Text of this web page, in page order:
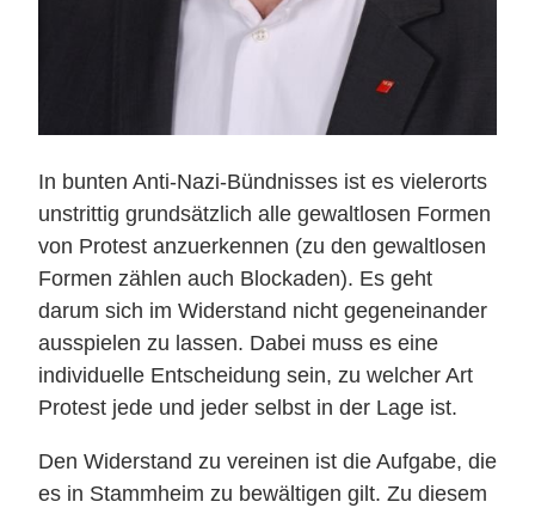
In bunten Anti-Nazi-Bündnisses ist es vielerorts
unstrittig grundsätzlich alle gewaltlosen Formen
von Protest anzuerkennen (zu den gewaltlosen
Formen zählen auch Blockaden). Es geht
darum sich im Widerstand nicht gegeneinander
ausspielen zu lassen. Dabei muss es eine
individuelle Entscheidung sein, zu welcher Art
Protest jede und jeder selbst in der Lage ist.
Den Widerstand zu vereinen ist die Aufgabe, die
es in Stammheim zu bewältigen gilt. Zu diesem